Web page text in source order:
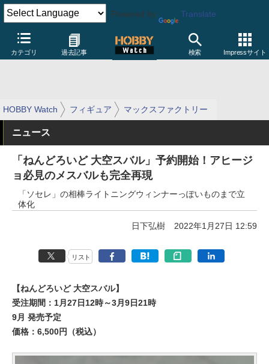
Powered by Translate
カテゴリ 過去記事 検索 Impressサイト
HOBBY Watch フィギュア マックスファクトリー
ニュース
「ねんどろいど 大空スバル」予約開始！アヒージ
ョ必見のメスバルも完全再現
「ソセレ」の相棒ライトニングウィンナーっぽいものまで立
体化
日下弘樹 2022年1月27日 12:59
リスト
【ねんどろいど 大空スバル】
受注期間：1月27日12時～3月9日21時
9月 発売予定
価格：6,500円（税込）